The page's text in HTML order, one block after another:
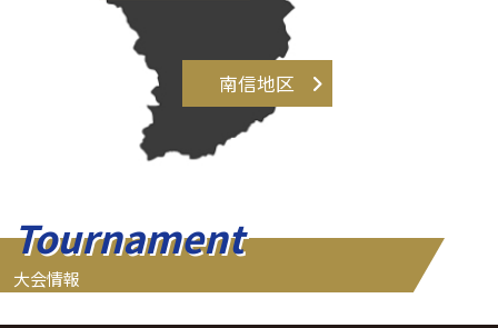
南信地区
Tournament
大会情報